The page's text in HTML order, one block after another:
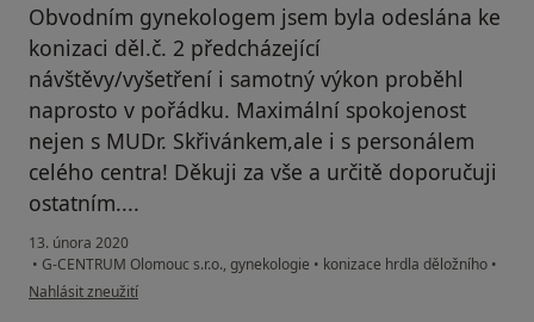
Obvodním gynekologem jsem byla odeslána ke
konizaci děl.č. 2 předcházející
návštěvy/vyšetření i samotný výkon proběhl
naprosto v pořádku. Maximální spokojenost
nejen s MUDr. Skřivánkem,ale i s personálem
celého centra! Děkuji za vše a určitě doporučuji
ostatním....
13. února 2020
• G-CENTRUM Olomouc s.r.o., gynekologie • konizace hrdla děložního •
podle názoru uživatele B.K.
Nahlásit zneužití